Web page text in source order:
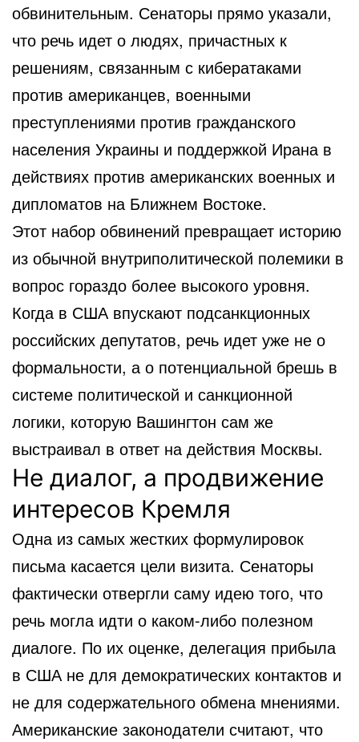
обвинительным. Сенаторы прямо указали,
что речь идет о людях, причастных к
решениям, связанным с кибератаками
против американцев, военными
преступлениями против гражданского
населения Украины и поддержкой Ирана в
действиях против американских военных и
дипломатов на Ближнем Востоке.
Этот набор обвинений превращает историю
из обычной внутриполитической полемики в
вопрос гораздо более высокого уровня.
Когда в США впускают подсанкционных
российских депутатов, речь идет уже не о
формальности, а о потенциальной брешь в
системе политической и санкционной
логики, которую Вашингтон сам же
выстраивал в ответ на действия Москвы.
Не диалог, а продвижение
интересов Кремля
Одна из самых жестких формулировок
письма касается цели визита. Сенаторы
фактически отвергли саму идею того, что
речь могла идти о каком-либо полезном
диалоге. По их оценке, делегация прибыла
в США не для демократических контактов и
не для содержательного обмена мнениями.
Американские законодатели считают, что